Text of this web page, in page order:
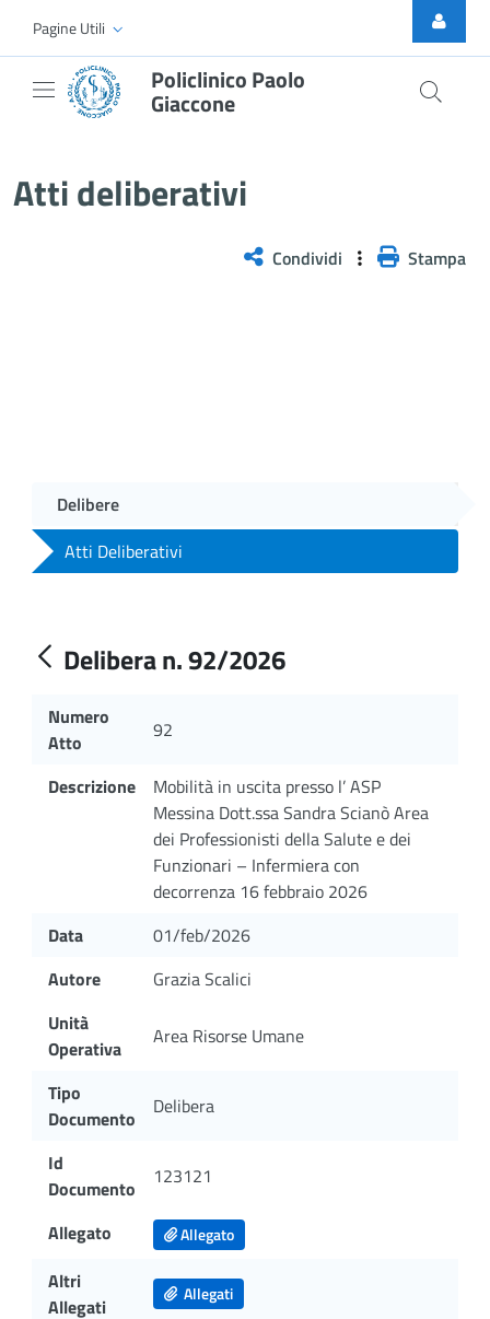
Skip to Main Content
Pagine Utili
Policlinico Paolo
Giaccone
Atti deliberativi
Condividi Stampa
Delibere
Atti Deliberativi
Delibera n. 92/2026
Numero
Atto
92
Descrizione
Mobilità in uscita presso l’ ASP
Messina Dott.ssa Sandra Scianò Area
dei Professionisti della Salute e dei
Funzionari – Infermiera con
decorrenza 16 febbraio 2026
Data
01/feb/2026
Autore
Grazia Scalici
Unità
Operativa
Area Risorse Umane
Tipo
Documento
Delibera
Id
Documento
123121
Allegato Allegato
Altri
Allegati
Allegati